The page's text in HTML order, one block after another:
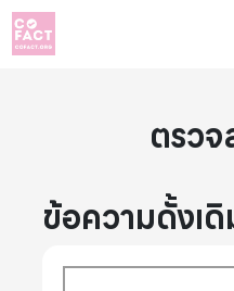
ตรว
ข้อความดั้งเ